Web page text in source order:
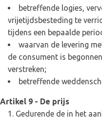
betreffende logies,
vrijetijdsbesteding te
tijdens een bepaalde
waarvan de levering
de consument is
verstreken;
betreffende
Artikel 9 - De prijs
Gedurende de in het